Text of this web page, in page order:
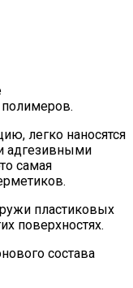
легко наносятся
адгезивными
самая
пластиковых
поверхностях.
состава